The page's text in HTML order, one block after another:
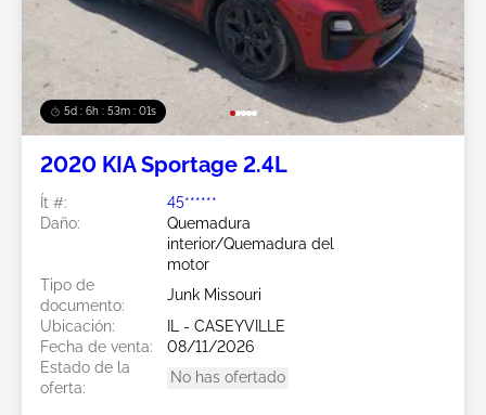
5d : 6h : 52m : 58s
2020 KIA Sportage 2.4L
Ít #:
45******
Daño:
Quemadura
interior/Quemadura del
motor
Tipo de
documento:
Junk Missouri
Ubicación:
IL - CASEYVILLE
Fecha de venta:
08/11/2026
Estado de la
oferta:
No has ofertado